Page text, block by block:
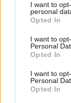
I want to
personal
Opted In
I want to
Personal
Opted In
I want to
Personal
Opted In
wurde immer
ist,ging dann
Antidepressiva
dann ein wenig
ihre erfahrung